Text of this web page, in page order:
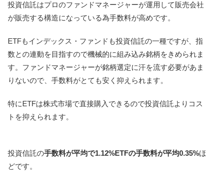
投資信託はプロのファンドマネージャーが運用して販売会社
が販売する構造になっている為手数料が高めです。
ETFもインデックス・ファンドも投資信託の一種ですが、指
数との連動を目指すので機械的に組み込み銘柄をきめられま
す。ファンドマネージャーが銘柄選定に汗を流す必要があま
りないので、手数料がとても安く抑えられます。
特にETFは株式市場で直接購入できるので投資信託よりコス
トを抑えられます。
投資信託の手数料が平均で1.12%ETFの手数料が平均0.35%ほ
どです。